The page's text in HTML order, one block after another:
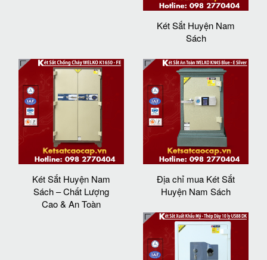
Két Sắt Huyện Nam
Sách
Két Sắt Huyện Nam
Sách – Chất Lượng
Cao & An Toàn
Địa chỉ mua Két Sắt
Huyện Nam Sách